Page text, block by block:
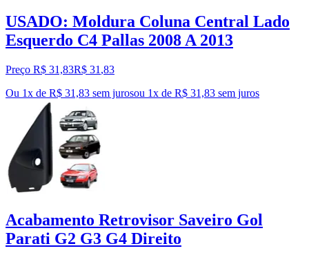
USADO: Moldura Coluna Central Lado
Esquerdo C4 Pallas 2008 A 2013
Preço R$ 31,83R$ 31 ,83
Ou 1x de R$ 31,83 sem jurosou 1x de R$ 31,83 sem juros
Acabamento Retrovisor Saveiro Gol
Parati G2 G3 G4 Direito